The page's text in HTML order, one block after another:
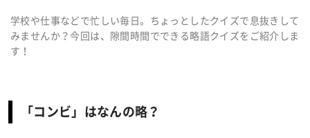
学校や仕事などで忙しい毎日。ちょっとしたクイズで息抜きして
みませんか？今回は、隙間時間でできる略語クイズをご紹介しま
す！
「コンビ」はなんの略？